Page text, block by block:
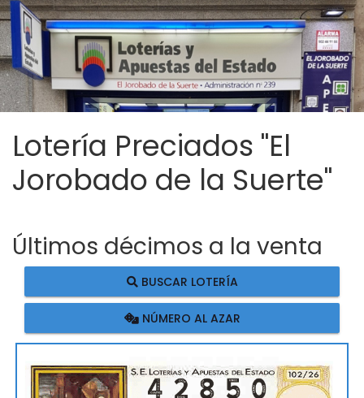
Lotería Preciados "El
Jorobado de la Suerte"
Últimos décimos a la venta
BUSCAR LOTERÍA
NÚMERO AL AZAR